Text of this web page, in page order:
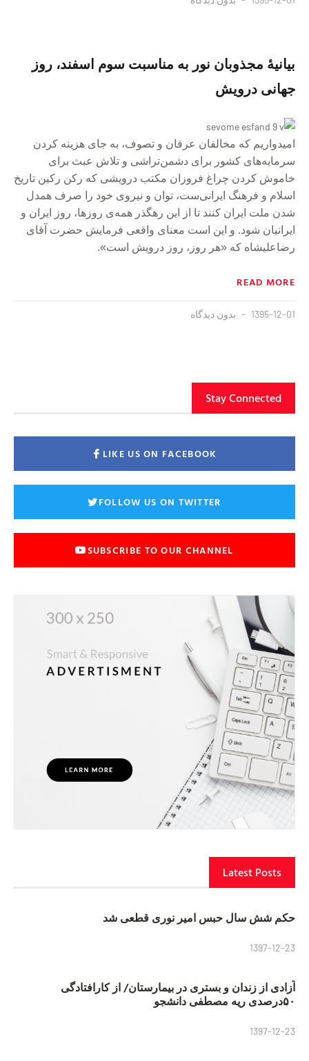
بیانیهٔ مجذوبان نور به مناسبت سوم اسفند، روز
جهانی درویش
امیدواریم که مخالفان عرفان و تصوف، به جای هزینه کردن
سرمایه‌های کشور برای دشمن‌تراشی و تلاش عبث برای
خاموش کردن چراغ فروزان مکتب درویشی که رکن رکین تاریخ
اسلام و فرهنگ ایرانی‌ست، توان و نیروی خود را صرف همدل
شدن ملت ایران کنند تا از این رهگذر همه‌ی روزها، روز ایران و
ایرانیان شود. و این است معنای واقعی فرمایش حضرت آقای
رضاعلیشاه که «هر روز، روز درویش است».
READ MORE
1395-12-01 بدون دیدگاه
Stay Connected
LIKE US ON FACEBOOK
FOLLOW US ON TWITTER
SUBSCRIBE TO OUR CHANNEL
Latest Posts
حکم شش سال حبس امیر نوری قطعی شد
1397-12-23
آزادی از زندان و بستری در بیمارستان/ از کارافتادگی
۵۰درصدی ریه مصطفی دانشجو
1397-12-23